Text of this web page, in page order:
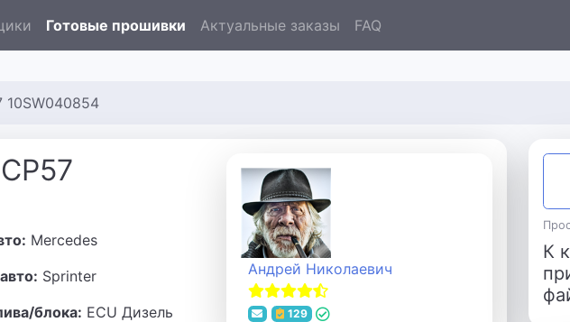
Готовые прошивки Актуальные заказы FAQ
10SW040854
Mercedes
Sprinter
блока: ECU Дизель
Андрей Николаевич
129
К